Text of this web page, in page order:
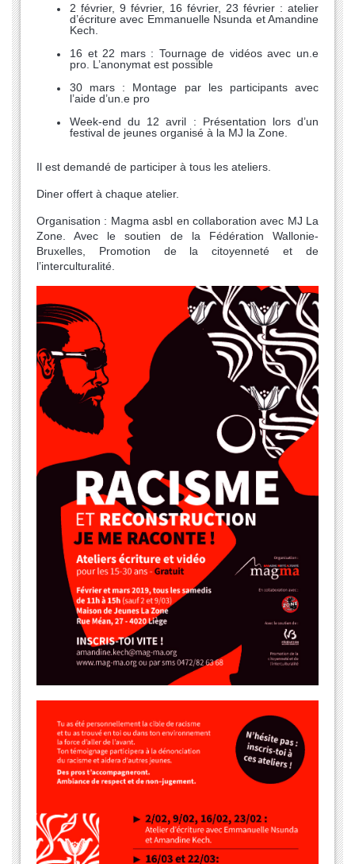
2 février, 9 février, 16 février, 23 février : atelier
d’écriture avec Emmanuelle Nsunda et Amandine
Kech.
16 et 22 mars : Tournage de vidéos avec un.e
pro. L’anonymat est possible
30 mars : Montage par les participants avec
l’aide d’un.e pro
Week-end du 12 avril : Présentation lors d’un
festival de jeunes organisé à la MJ la Zone.
Il est demandé de participer à tous les ateliers.
Diner offert à chaque atelier.
Organisation : Magma asbl en collaboration avec MJ La
Zone. Avec le soutien de la Fédération Wallonie-
Bruxelles, Promotion de la citoyenneté et de
l’interculturalité.